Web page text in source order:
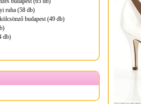
ruha (58 db)
budapest (49 db)
db)